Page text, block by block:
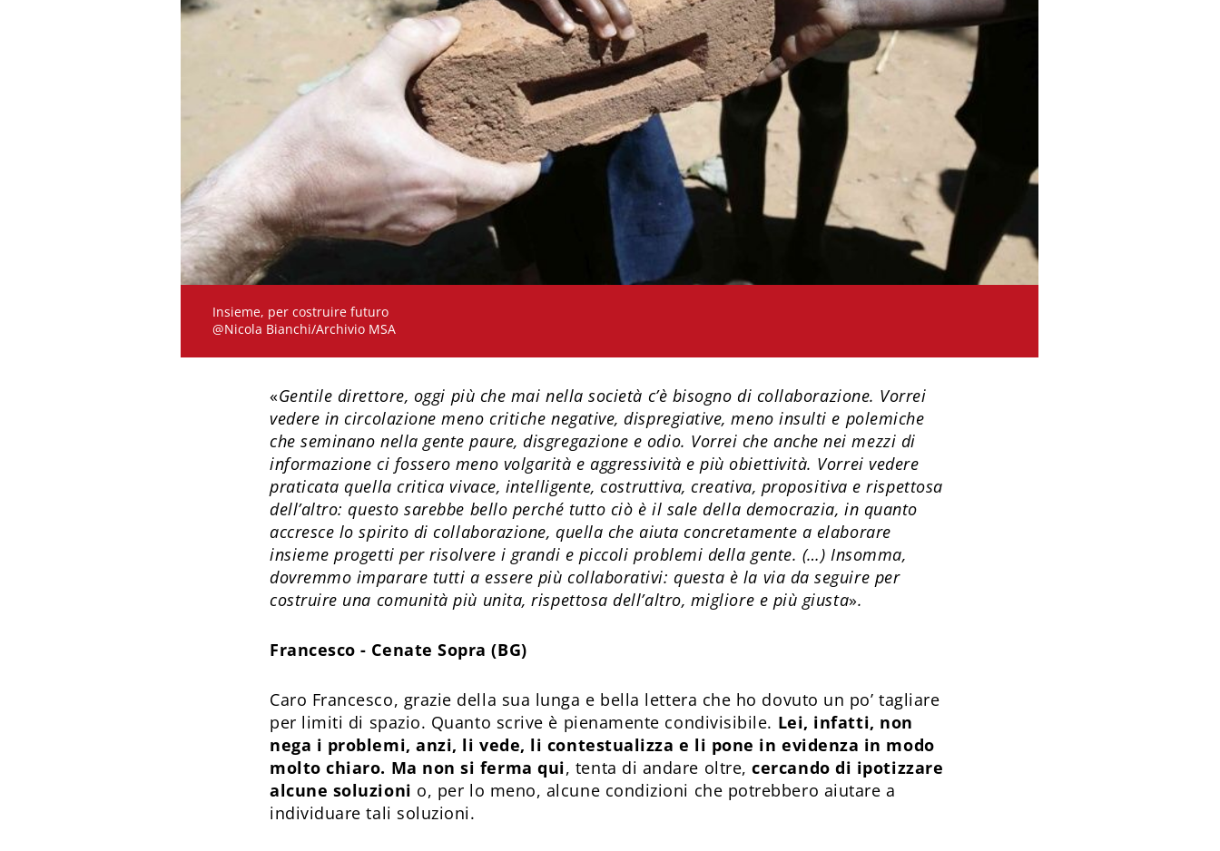
Insieme, per costruire futuro
@Nicola Bianchi/Archivio MSA
«Gentile direttore, oggi più che mai nella società c’è bisogno di collaborazione. Vorrei
vedere in circolazione meno critiche negative, dispregiative, meno insulti e polemiche
che seminano nella gente paure, disgregazione e odio. Vorrei che anche nei mezzi di
informazione ci fossero meno volgarità e aggressività e più obiettività. Vorrei vedere
praticata quella critica vivace, intelligente, costruttiva, creativa, propositiva e rispettosa
dell’altro: questo sarebbe bello perché tutto ciò è il sale della democrazia, in quanto
accresce lo spirito di collaborazione, quella che aiuta concretamente a elaborare
insieme progetti per risolvere i grandi e piccoli problemi della gente. (…) Insomma,
dovremmo imparare tutti a essere più collaborativi: questa è la via da seguire per
costruire una comunità più unita, rispettosa dell’altro, migliore e più giusta».
Francesco - Cenate Sopra (BG)
Caro Francesco, grazie della sua lunga e bella lettera che ho dovuto un po’ tagliare
per limiti di spazio. Quanto scrive è pienamente condivisibile. Lei, infatti, non
nega i problemi, anzi, li vede, li contestualizza e li pone in evidenza in modo
molto chiaro. Ma non si ferma qui, tenta di andare oltre,cercando di ipotizzare
alcune soluzioni o, per lo meno, alcune condizioni che potrebbero aiutare a
individuare tali soluzioni.